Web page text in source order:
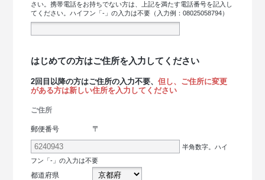
さい。携帯電話をお持ちでない方は、上記を満たす電話番号を記入し
てください。ハイフン「-」の入力は不要（入力例：08025058794）
はじめての方はご住所を入力してください
2回目以降の方はご住所の入力不要、但し、ご住所に変更
がある方は新しい住所を入力してください
ご住所
郵便番号 〒
半角数字。ハイ
フン「-」の入力は不要
都道府県